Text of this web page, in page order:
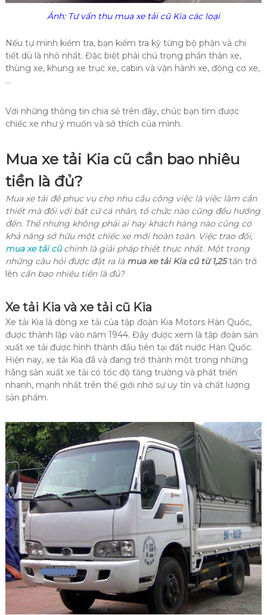
Ảnh: Tư vấn thu mua xe tải cũ Kia các loại
Nếu tự mình kiểm tra, bạn kiểm tra kỹ từng bộ phận và chi
tiết dù là nhỏ nhất. Đặc biệt phải chú trọng phần thân xe,
thùng xe, khung xe trục xe, cabin và vận hành xe, động cơ xe,
…
Với những thông tin chia sẻ trên đây, chúc bạn tìm được
chiếc xe như ý muốn và sở thích của mình.
Mua xe tải Kia cũ cần bao nhiêu
tiền là đủ?
Mua xe tải để phục vụ cho nhu cầu công việc là việc làm cần
thiết mà đối với bất cứ cá nhân, tổ chức nào cũng đều hướng
đến. Thế nhưng không phải ai hay khách hàng nào cũng có
khả năng sở hữu một chiếc xe mới hoàn toàn. Việc trao đổi,
mua xe tải cũchính là giải pháp thiết thực nhất. Một trong
những câu hỏi được đặt ra là mua xe tải Kia cũ từ 1,25tấn trở
lên cần bao nhiêu tiền là đủ?
Xe tải Kia và xe tải cũ Kia
Xe tải Kia là dòng xe tải của tập đoàn Kia Motors Hàn Quốc,
được thành lập vào năm 1944. Đây được xem là tập đoàn sản
xuất xe tải được hình thành đầu tiên tại đất nước Hàn Quốc.
Hiện nay, xe tải Kia đã và đang trở thành một trong những
hãng sản xuất xe tải có tốc độ tăng trưởng và phát triển
nhanh, mạnh nhất trên thế giới nhờ sự uy tín và chất lượng
sản phẩm.